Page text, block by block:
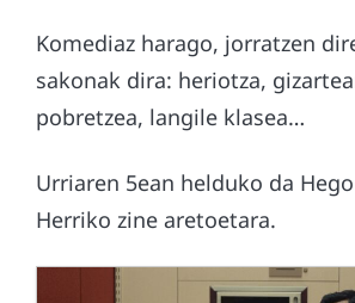
Komediaz harago, jorratzen
sakonak dira: heriotza,
pobretzea, langile klasea…
Urriaren 5ean helduko da
Herriko zine aretoetara.